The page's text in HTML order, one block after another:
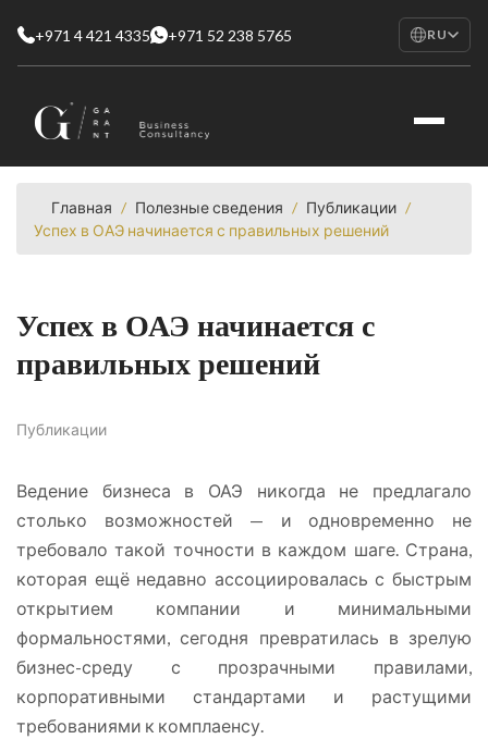
+971 4 421 4335 +971 52 238 5765 RU
Français
AR
Главная / Полезные сведения / Публикации /
Успех в ОАЭ начинается с правильных решений
Успех в ОАЭ начинается с
правильных решений
Публикации
Ведение бизнеса в ОАЭ никогда не предлагало
столько возможностей — и одновременно не
требовало такой точности в каждом шаге. Страна,
которая ещё недавно ассоциировалась с быстрым
открытием компании и минимальными
формальностями, сегодня превратилась в зрелую
бизнес-среду с прозрачными правилами,
корпоративными стандартами и растущими
требованиями к комплаенсу.